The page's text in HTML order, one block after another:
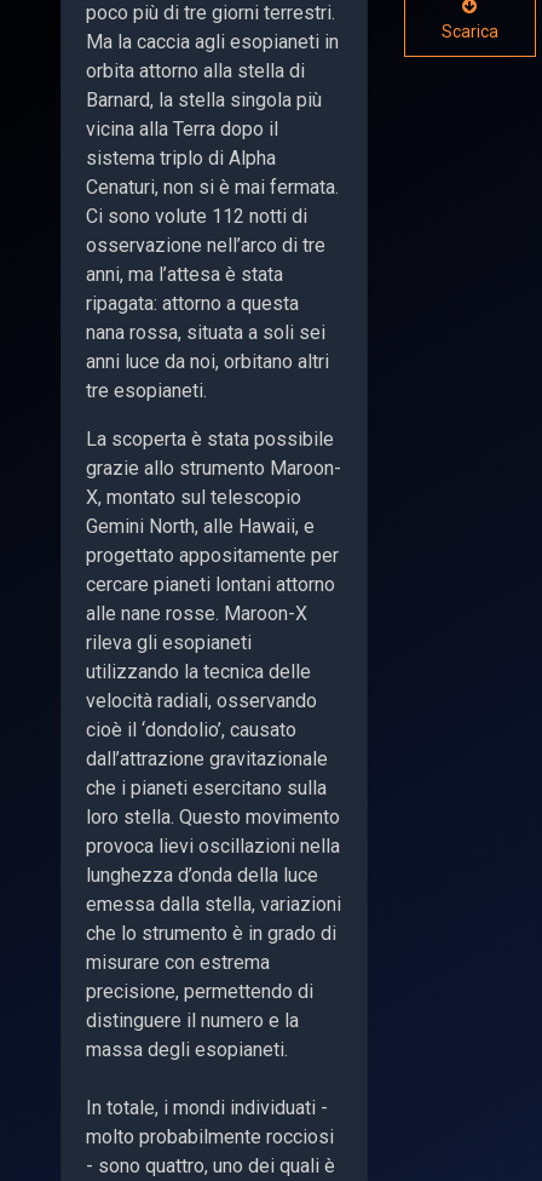
poco più di tre giorni terrestri.
Ma la caccia agli esopianeti in
orbita attorno alla stella di
Barnard, la stella singola più
vicina alla Terra dopo il
sistema triplo di Alpha
Cenaturi, non si è mai fermata.
Ci sono volute 112 notti di
osservazione nell’arco di tre
anni, ma l’attesa è stata
ripagata: attorno a questa
nana rossa, situata a soli sei
anni luce da noi, orbitano altri
tre esopianeti.
La scoperta è stata possibile
grazie allo strumento Maroon-
X, montato sul telescopio
Gemini North, alle Hawaii, e
progettato appositamente per
cercare pianeti lontani attorno
alle nane rosse. Maroon-X
rileva gli esopianeti
utilizzando la tecnica delle
velocità radiali, osservando
cioè il ‘dondolio’, causato
dall’attrazione gravitazionale
che i pianeti esercitano sulla
loro stella. Questo movimento
provoca lievi oscillazioni nella
lunghezza d’onda della luce
emessa dalla stella, variazioni
che lo strumento è in grado di
misurare con estrema
precisione, permettendo di
distinguere il numero e la
massa degli esopianeti.
In totale, i mondi individuati -
molto probabilmente rocciosi
- sono quattro, uno dei quali è
Scarica